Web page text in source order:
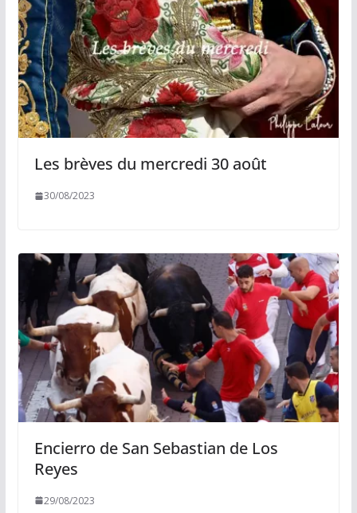
Les brèves du mercredi 30 août
30/08/2023
Encierro de San Sebastian de Los
Reyes
29/08/2023